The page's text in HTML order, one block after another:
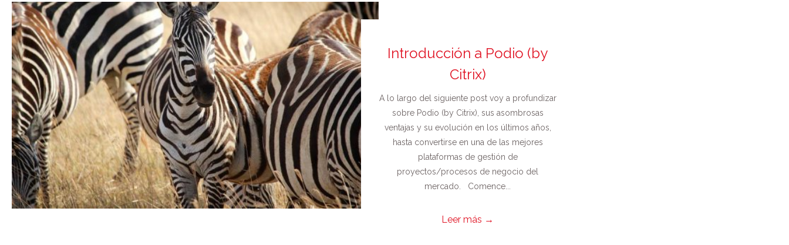
Introducción a Podio (by
Citrix)
A lo largo del siguiente post voy a profundizar
sobre Podio (by Citrix), sus asombrosas
ventajas y su evolución en los últimos años,
hasta convertirse en una de las mejores
plataformas de gestión de
proyectos/procesos de negocio del
mercado. Comence...
Leer más →